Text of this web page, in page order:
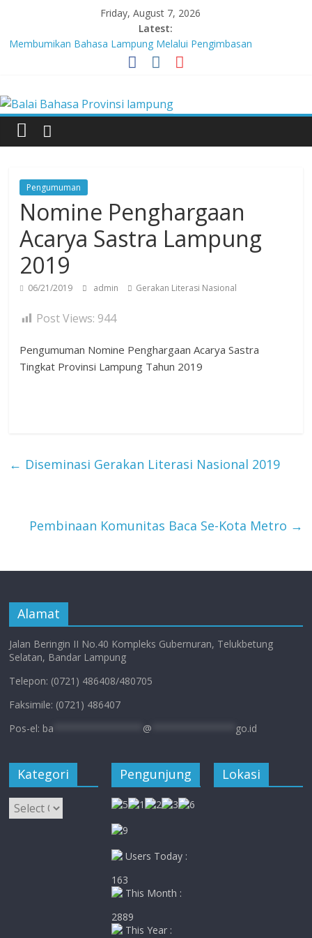
content
Friday, August 7, 2026
Latest:
Membumikan Bahasa Lampung Melalui Pengimbasan
Revitalisasi Bahasa Daerah
Lebih dari 5,5 Juta Buku Bacaan Bermutu Dikirim untuk Perkuat
Literasi Anak Indonesia
Tingkatkan Kolaborasi Melalui Festival Literasi Lampung
Babak Final Festival Musikalisasi Puisi Kembali Digelar
Balai
Bahasa
Provinsi
lampung
Badan
Pengembangan
dan
Pembinaan
Bahasa
Pengumuman
Nomine Penghargaan
Acarya Sastra Lampung
2019
06/21/2019 admin Gerakan Literasi Nasional
Post Views: 944
Pengumuman Nomine Penghargaan Acarya Sastra
Tingkat Provinsi Lampung Tahun 2019
← Diseminasi Gerakan Literasi Nasional 2019
Pembinaan Komunitas Baca Se-Kota Metro →
Alamat
Jalan Beringin II No.40 Kompleks Gubernuran, Telukbetung
Selatan, Bandar Lampung
Telepon: (0721) 486408/480705
Faksimile: (0721) 486407
Pos-el: ba @ go.id
Kategori
Kategori
Pengunjung
Users Today :
163
This Month :
2889
This Year :
Lokasi